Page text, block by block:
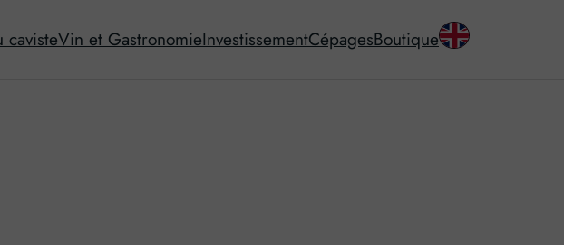
cavisteVin et GastronomieInvestissementCépagesBoutique